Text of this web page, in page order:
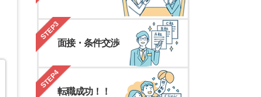
STEP3
面接・条件交渉
STEP4
転職成功！！